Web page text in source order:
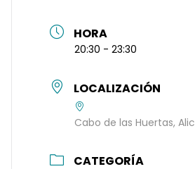
HORA
20:30 - 23:30
LOCALIZACIÓN
Cabo de las Huertas,
CATEGORÍA